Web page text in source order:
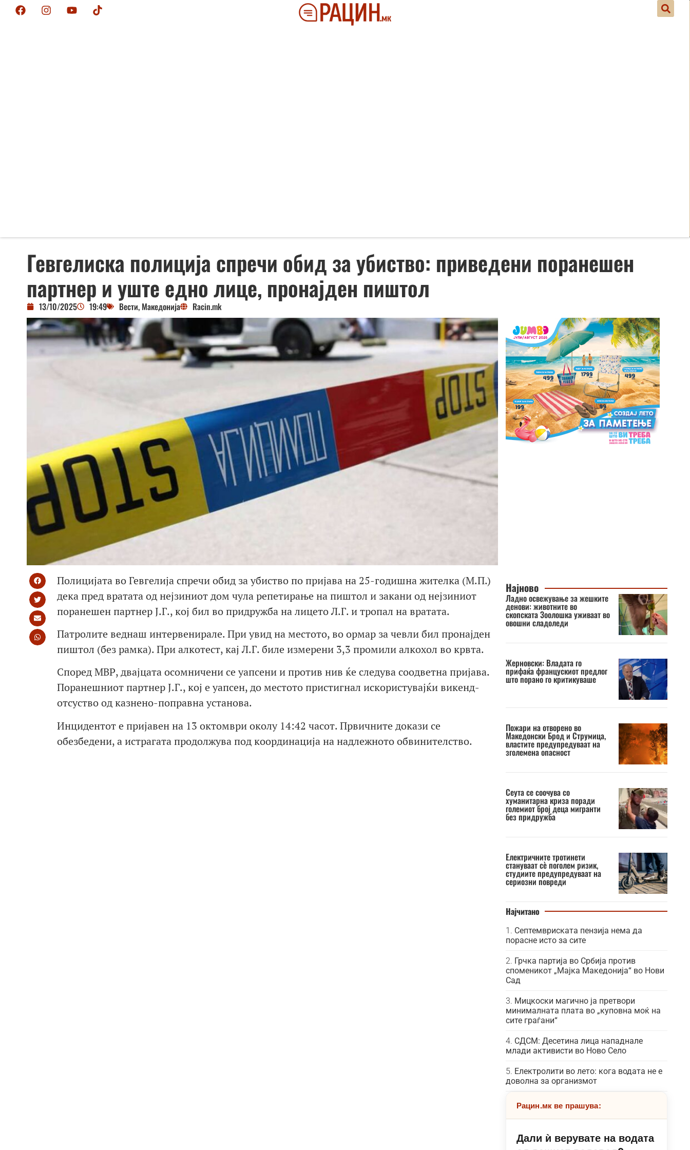
Гевгелиска полиција спречи обид за убиство: приведени поранешен
партнер и уште едно лице, пронајден пиштол
13/10/2025 19:49 Вести, Македонија Racin.mk
Полицијата во Гевгелија спречи обид за убиство по пријава на 25-годишна жителка (М.П.)
дека пред вратата од нејзиниот дом чула репетирање на пиштол и закани од нејзиниот
поранешен партнер Ј.Г., кој бил во придружба на лицето Л.Г. и тропал на вратата.
Патролите веднаш интервенирале. При увид на местото, во ормар за чевли бил пронајден
пиштол (без рамка). При алкотест, кај Л.Г. биле измерени 3,3 промили алкохол во крвта.
Според МВР, двајцата осомничени се уапсени и против нив ќе следува соодветна пријава.
Поранешниот партнер Ј.Г., кој е уапсен, до местото пристигнал искористувајќи викенд-
отсуство од казнено-поправна установа.
Инцидентот е пријавен на 13 октомври околу 14:42 часот. Првичните докази се
обезбедени, а истрагата продолжува под координација на надлежното обвинителство.
Најново
Ладно освежување за жешките
денови: животните во
скопската Зоолошка уживаат во
овошни сладоледи
Жерновски: Владата го
прифаќа францускиот предлог
што порано го критикуваше
Пожари на отворено во
Македонски Брод и Струмица,
властите предупредуваат на
зголемена опасност
Сеута се соочува со
хуманитарна криза поради
големиот број деца мигранти
без придружба
Електричните тротинети
стануваат сè поголем ризик,
студиите предупредуваат на
сериозни повреди
Најчитано
Септемвриската пензија нема да
порасне исто за сите
Грчка партија во Србија против
споменикот „Мајка Македонија“ во Нови
Сад
Мицкоски магично ја претвори
минималната плата во „куповна моќ на
сите граѓани“
СДСМ: Десетина лица нападнале
млади активисти во Ново Село
Електролити во лето: кога водата не е
доволна за организмот
Рацин.мк ве прашува:
Дали ѝ верувате на водата